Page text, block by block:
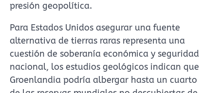
presión geopolítica.
Para Estados Unidos asegurar una fuente
alternativa de tierras raras representa una
cuestión de soberanía económica y seguridad
nacional, los estudios geológicos indican que
Groenlandia podría albergar hasta un cuarto